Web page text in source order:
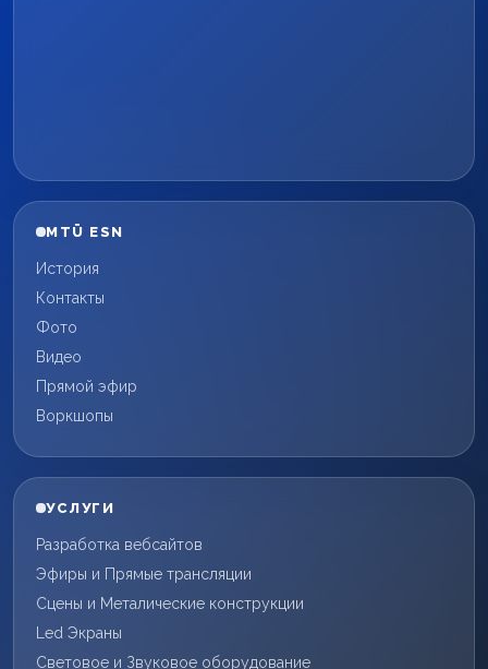
MTÜ ESN
История
Контакты
Фото
Видео
Прямой эфир
Воркшопы
УСЛУГИ
Разработка вебсайтов
Эфиры и Прямые трансляции
Сцены и Металические конструкции
Led Экраны
Световое и Звуковое оборудование